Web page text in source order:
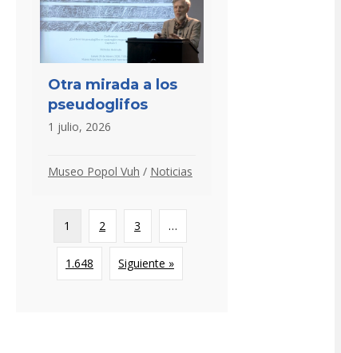
Otra mirada a los
pseudoglifos
1 julio, 2026
Museo Popol Vuh / Noticias
1 2 3 …
1.648 Siguiente »